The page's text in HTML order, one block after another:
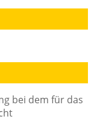
bei dem für das